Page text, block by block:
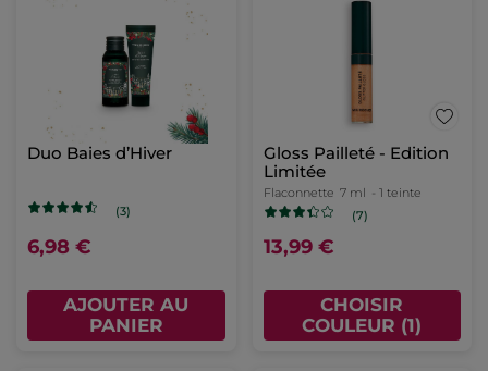
Duo Baies d’Hiver
(3)
6,98 €
AJOUTER AU
PANIER
Gloss Pailleté - Edition
Limitée
Flaconnette 7 ml - 1 teinte
(7)
13,99 €
CHOISIR
COULEUR (1)